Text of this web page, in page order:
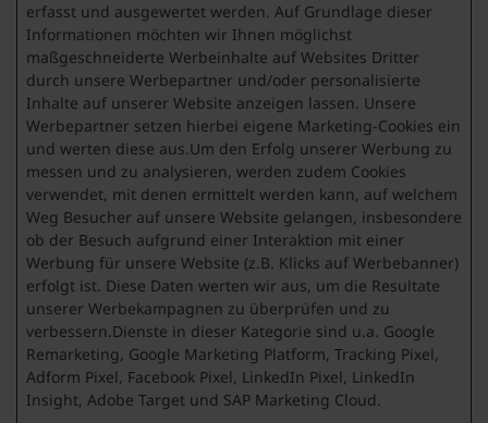
erfasst und ausgewertet werden. Auf Grundlage dieser
Informationen möchten wir Ihnen möglichst
maßgeschneiderte Werbeinhalte auf Websites Dritter
durch unsere Werbepartner und/oder personalisierte
Inhalte auf unserer Website anzeigen lassen. Unsere
Werbepartner setzen hierbei eigene Marketing-Cookies ein
und werten diese aus.Um den Erfolg unserer Werbung zu
messen und zu analysieren, werden zudem Cookies
verwendet, mit denen ermittelt werden kann, auf welchem
Weg Besucher auf unsere Website gelangen, insbesondere
ob der Besuch aufgrund einer Interaktion mit einer
Werbung für unsere Website (z.B. Klicks auf Werbebanner)
erfolgt ist. Diese Daten werten wir aus, um die Resultate
unserer Werbekampagnen zu überprüfen und zu
verbessern.Dienste in dieser Kategorie sind u.a. Google
Remarketing, Google Marketing Platform, Tracking Pixel,
Adform Pixel, Facebook Pixel, LinkedIn Pixel, LinkedIn
Insight, Adobe Target und SAP Marketing Cloud.